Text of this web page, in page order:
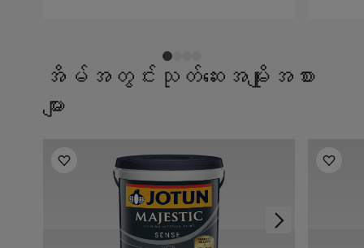
အိမ်အတွင်းသုတ်ဆေးအမျိုးအစား
များ